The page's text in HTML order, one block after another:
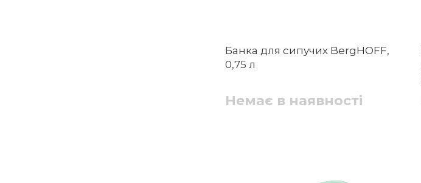
Банка для сипучих BergHOFF,
0,75 л
Немає в наявності